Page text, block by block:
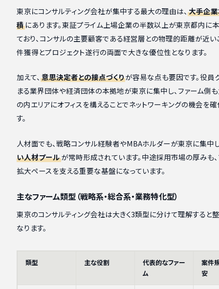
東京にコンサルティング会社が集中する最大の理由は、 大手企
積にあります。東証プライム上場企業の半数以上が東京都内に
ており、コンサルの主要顧客である経営層との物理的距離が近い
件獲得とプロジェクト遂行の両面で大きな優位性となります。
加えて、 意思決定者との接点づくりが容易な点も要因です。役員
まる業界団体や経済団体の本拠地が東京に集中し、ファーム側
の内エリアにオフィスを構えることでネットワーキングの機会を
す。
人材面でも、戦略コンサル経験者やMBAホルダーが東京に集中
い人材プールが常時形成されています。中途採用市場の厚みも
拡大ペースを支える重要な基盤になっています。
主なファーム類型（戦略系・総合系・業務特化型）
東京のコンサルティング会社は大きく3類型に分けて理解すると
なります。
類型 主な役割
代表的なファー
ム
案件
安